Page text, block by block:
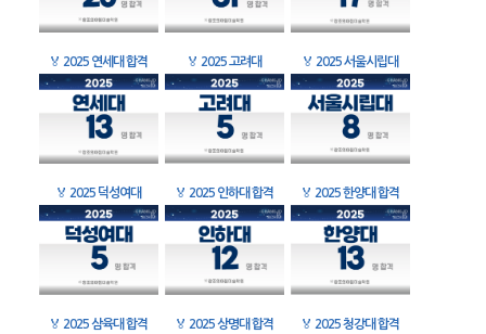
🏅 2025 연세대 합격 🏅 2025 고려대 🏅 2025 서울시립대
🏅 2025 덕성여대 🏅 2025 인하대 합격 🏅 2025 한양대 합격
🏅 2025 삼육대 합격 🏅 2025 상명대 합격 🏅 2025 청강대 합격